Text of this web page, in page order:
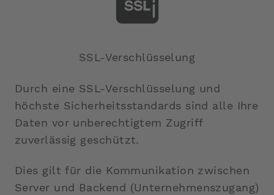
SSL-Verschlüsselung
Durch eine SSL-Verschlüsselung und
höchste Sicherheitsstandards sind alle Ihre
Daten vor unberechtigtem Zugriff
zuverlässig geschützt.
Dies gilt für die Kommunikation zwischen
Server und Backend (Unternehmenszugang)